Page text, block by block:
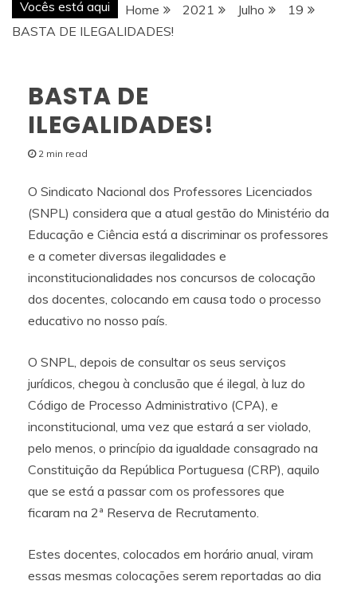
Vocês está aqui Home 2021 Julho
19
BASTA DE ILEGALIDADES!
BASTA DE
ILEGALIDADES!
2 min read
O Sindicato Nacional dos Professores Licenciados
(SNPL) considera que a atual gestão do Ministério da
Educação e Ciência está a discriminar os professores
e a cometer diversas ilegalidades e
inconstitucionalidades nos concursos de colocação
dos docentes, colocando em causa todo o processo
educativo no nosso país.
O SNPL, depois de consultar os seus serviços
jurídicos, chegou à conclusão que é ilegal, à luz do
Código de Processo Administrativo (CPA), e
inconstitucional, uma vez que estará a ser violado,
pelo menos, o princípio da igualdade consagrado na
Constituição da República Portuguesa (CRP), aquilo
que se está a passar com os professores que
ficaram na 2ª Reserva de Recrutamento.
Estes docentes, colocados em horário anual, viram
essas mesmas colocações serem reportadas ao dia